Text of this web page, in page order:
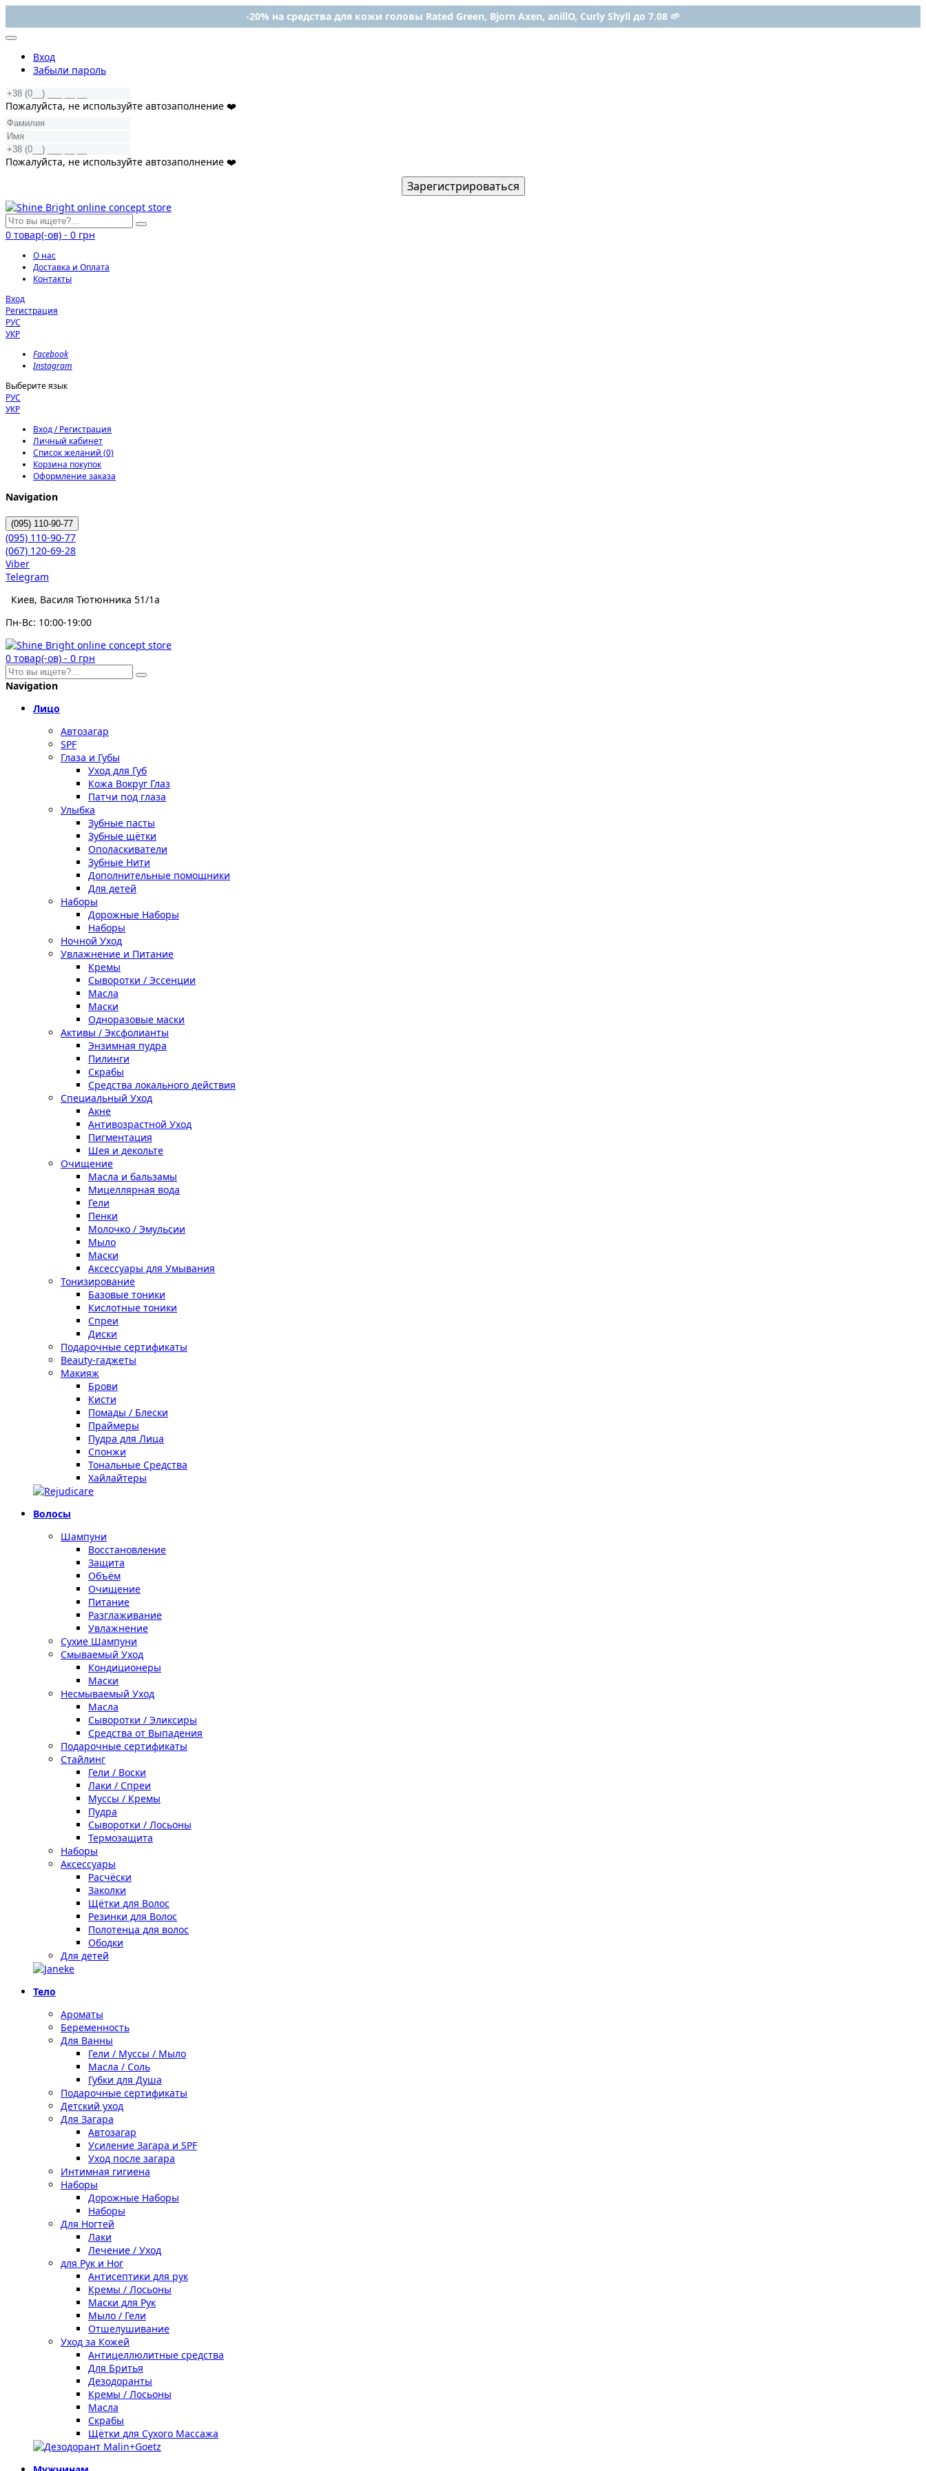
-20% на средства для кожи головы Rated Green, Bjorn Axen, anillO, Curly Shyll до 7.08 🌱
Вход
Забыли пароль
Пожалуйста, не используйте автозаполнение ❤️
Пожалуйста, не используйте автозаполнение ❤️
Зарегистрироваться
0 товар(-ов) - 0 грн
О нас
Доставка и Оплата
Контакты
Вход
Регистрация
РУС
УКР
Facebook
Instagram
Выберите язык
РУС
УКР
Вход / Регистрация
Личный кабинет
Список желаний (0)
Корзина покупок
Оформление заказа
Navigation
(095) 110-90-77
(095) 110-90-77
(067) 120-69-28
Viber
Telegram
Киев, Василя Тютюнника 51/1а
Пн-Вс: 10:00-19:00
0 товар(-ов) - 0 грн
Navigation
Лицо
Автозагар
SPF
Глаза и Губы
Уход для Губ
Кожа Вокруг Глаз
Патчи под глаза
Улыбка
Зубные пасты
Зубные щётки
Ополаскиватели
Зубные Нити
Дополнительные помощники
Для детей
Наборы
Дорожные Наборы
Наборы
Ночной Уход
Увлажнение и Питание
Кремы
Сыворотки / Эссенции
Масла
Маски
Одноразовые маски
Активы / Эксфолианты
Энзимная пудра
Пилинги
Скрабы
Средства локального действия
Специальный Уход
Акне
Антивозрастной Уход
Пигментация
Шея и декольте
Очищение
Масла и бальзамы
Мицеллярная вода
Гели
Пенки
Молочко / Эмульсии
Мыло
Маски
Аксессуары для Умывания
Тонизирование
Базовые тоники
Кислотные тоники
Спреи
Диски
Подарочные сертификаты
Beauty-гаджеты
Макияж
Брови
Кисти
Помады / Блески
Праймеры
Пудра для Лица
Спонжи
Тональные Средства
Хайлайтеры
Волосы
Шампуни
Восстановление
Защита
Объём
Очищение
Питание
Разглаживание
Увлажнение
Сухие Шампуни
Смываемый Уход
Кондиционеры
Маски
Несмываемый Уход
Масла
Сыворотки / Эликсиры
Средства от Выпадения
Подарочные сертификаты
Стайлинг
Гели / Воски
Лаки / Спреи
Муссы / Кремы
Пудра
Сыворотки / Лосьоны
Термозащита
Наборы
Аксессуары
Расчёски
Заколки
Щётки для Волос
Резинки для Волос
Полотенца для волос
Ободки
Для детей
Тело
Ароматы
Беременность
Для Ванны
Гели / Муссы / Мыло
Масла / Соль
Губки для Душа
Подарочные сертификаты
Детский уход
Для Загара
Автозагар
Усиление Загара и SPF
Уход после загара
Интимная гигиена
Наборы
Дорожные Наборы
Наборы
Для Ногтей
Лаки
Лечение / Уход
для Рук и Ног
Антисептики для рук
Кремы / Лосьоны
Маски для Рук
Мыло / Гели
Отшелушивание
Уход за Кожей
Антицеллюлитные средства
Для Бритья
Дезодоранты
Кремы / Лосьоны
Масла
Скрабы
Щётки для Сухого Массажа